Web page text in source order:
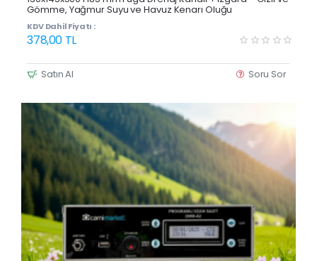
Gömme, Yağmur Suyu ve Havuz Kenarı Oluğu
KDV Dahil Fiyatı :
378,00 TL
Satın Al Soru Sor